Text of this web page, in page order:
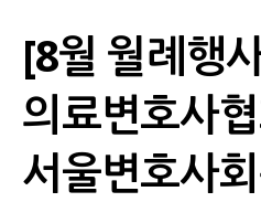
[8월 월례행
의료변호사
서울변호사